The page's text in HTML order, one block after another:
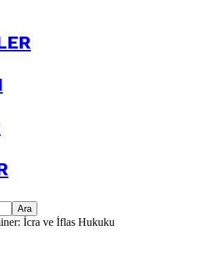
İcra ve İflas Hukuku